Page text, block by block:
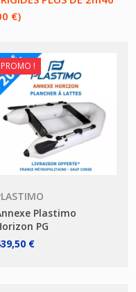
€)
PROMO !
Plastimo
PG
€